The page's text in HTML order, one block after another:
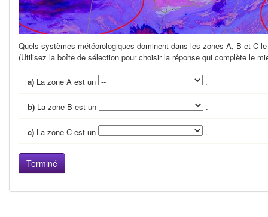
Quels systèmes météorologiques dominent dans les zones A, B et C
(Utilisez la boîte de sélection pour choisir la réponse qui complète le
a) La zone A est un .
b) La zone B est un .
c) La zone C est un .